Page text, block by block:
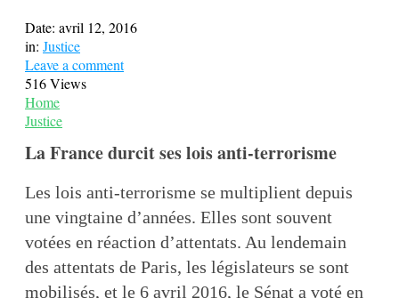
Date: avril 12, 2016
in: Justice
Leave a comment
516 Views
Home
Justice
La France durcit ses lois anti-terrorisme
Les lois anti-terrorisme se multiplient depuis
une vingtaine d’années. Elles sont souvent
votées en réaction d’attentats. Au lendemain
des attentats de Paris, les législateurs se sont
mobilisés, et le 6 avril 2016, le Sénat a voté en